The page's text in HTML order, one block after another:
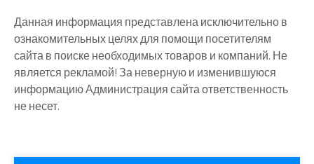
Данная информация представлена исключительно в
ознакомительных целях для помощи посетителям
сайта в поиске необходимых товаров и компаний. Не
является рекламой! За неверную и изменившуюся
информацию Администрация сайта ответственность
не несет.